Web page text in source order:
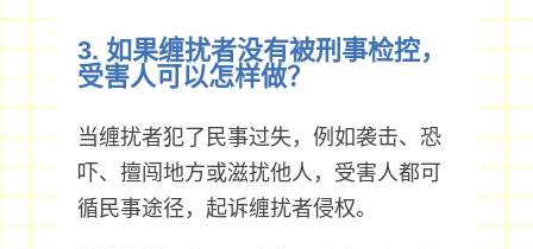
3. 如果缠扰者没有被刑事检控，
受害人可以怎样做？
当缠扰者犯了民事过失，例如袭击、恐
吓、擅闯地方或滋扰他人，受害人都可
循民事途径，起诉缠扰者侵权。